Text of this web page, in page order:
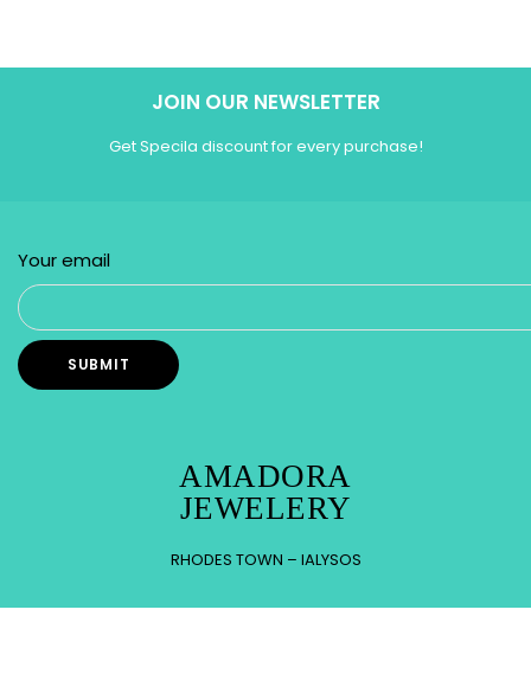
JOIN OUR NEWSLETTER
Get Specila discount for every purchase!
Your email
AMADORA
JEWELERY
RHODES TOWN – IALYSOS